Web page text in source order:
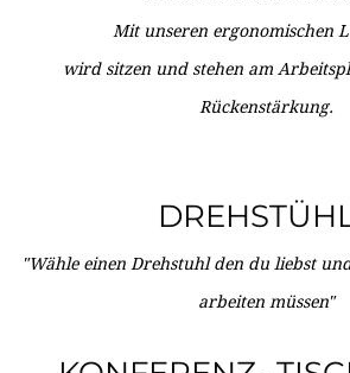
Mit unseren ergonomischen
wird sitzen und stehen am
Rückenstärkung.
"Wähle einen Drehstuhl den du liebst
arbeiten müssen"